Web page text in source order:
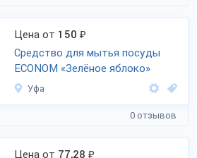
Цена от 150 ₽
Средство для мытья посуды
ECONOM «Зелёное яблоко»
Уфа
0 отзывов
Цена от 77,28 ₽